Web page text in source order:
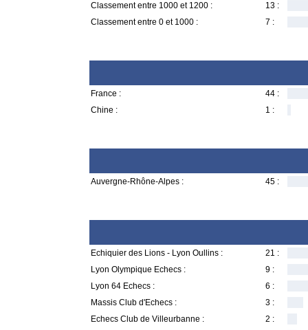
Classement entre 1000 et 1200 :
13 :
Classement entre 0 et 1000 :
7 :
France :
44 :
Chine :
1 :
Auvergne-Rhône-Alpes : 45 :
Echiquier des Lions - Lyon Oullins :
21 :
Lyon Olympique Echecs :
9 :
Lyon 64 Echecs :
6 :
Massis Club d'Echecs :
3 :
Echecs Club de Villeurbanne :
2 :